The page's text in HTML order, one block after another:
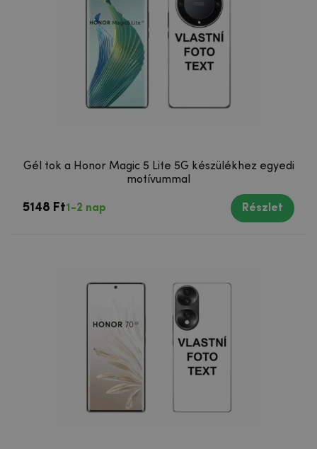
Gél tok a Honor Magic 5 Lite 5G készülékhez egyedi
motívummal
5148 Ft1-2 nap Részlet